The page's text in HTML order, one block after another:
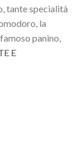
tante specialità
la
panino,
E